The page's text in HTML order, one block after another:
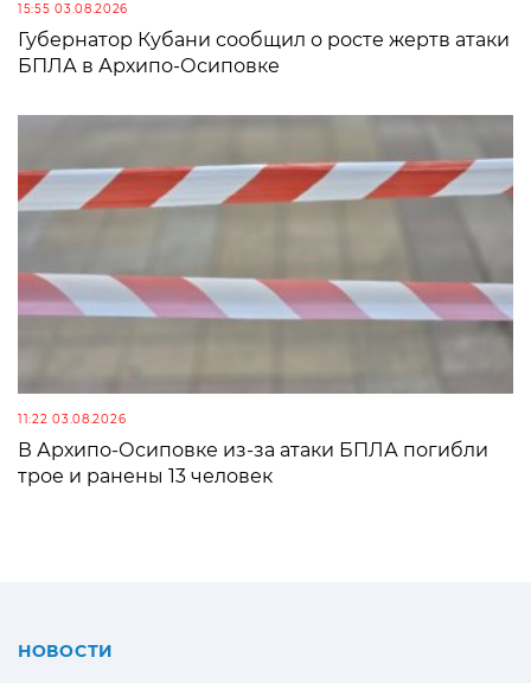
15:55 03.08.2026
Губернатор Кубани сообщил о росте жертв атаки
БПЛА в Архипо-Осиповке
11:22 03.08.2026
В Архипо-Осиповке из-за атаки БПЛА погибли
трое и ранены 13 человек
НОВОСТИ